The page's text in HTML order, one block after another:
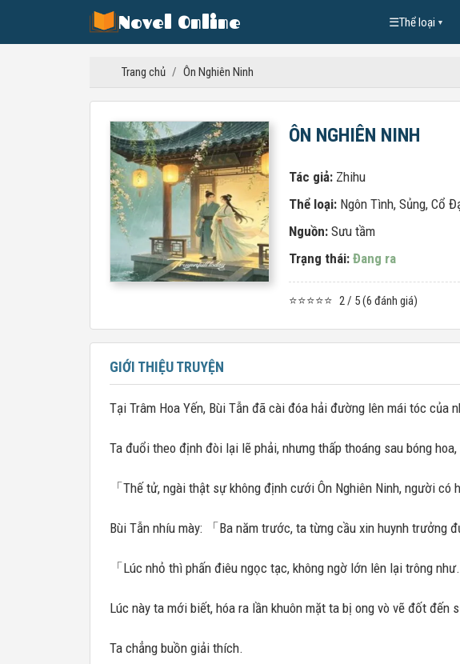
Novel Online ☰Thể loại ▼
Trang chủ / Ôn Nghiên Ninh
ÔN NGHIÊN NINH
Tác giả: Zhihu
Thể loại: Ngôn Tình, Sủng, Cổ
Nguồn: Sưu tầm
Trạng thái: Đang ra
⭐⭐⭐⭐⭐ 2 / 5 (6 đánh giá)
GIỚI THIỆU TRUYỆN
Tại Trâm Hoa Yến, Bùi Tẫn đã cài đóa hải đường lên mái tóc của
Ta đuổi theo định đòi lại lẽ phải, nhưng thấp thoáng sau bóng
「Thế tử, ngài thật sự không định cưới Ôn Nghiên Ninh, người có
Bùi Tẫn nhíu mày: 「Ba năm trước, ta từng cầu xin huynh trưởng
「Lúc nhỏ thì phấn điêu ngọc tạc, không ngờ lớn lên lại trông
Lúc này ta mới biết, hóa ra lần khuôn mặt ta bị ong vò vẽ đốt đến
Ta chẳng buồn giải thích.